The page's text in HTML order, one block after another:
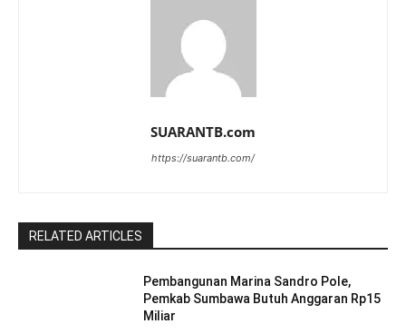
SUARANTB.com
https://suarantb.com/
RELATED ARTICLES
Pembangunan Marina Sandro Pole,
Pemkab Sumbawa Butuh Anggaran Rp15
Miliar